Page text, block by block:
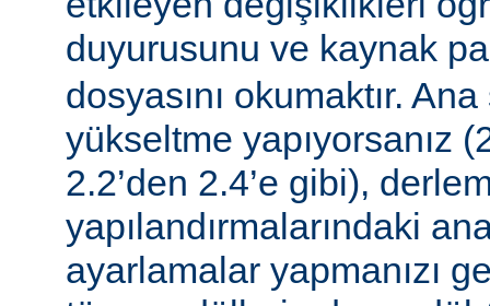
duyurusunu ve kaynak
dosyasını okumaktır.
yükseltme yapıyorsanız
2.2’den 2.4’e gibi),
yapılandırmalarındaki
ayarlamalar yapmanızı